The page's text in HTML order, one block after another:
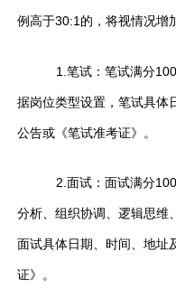
例高于30:1的，将视情况增
1.笔试：笔试满分
据岗位类型设置，笔试具体
公告或《笔试准考证》。
2.面试：面试满分
分析、组织协调、逻辑思维
面试具体日期、时间、地址
证》。